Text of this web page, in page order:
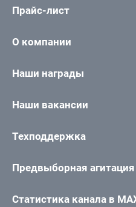
Прайс-лист
О компании
Наши награды
Наши вакансии
Техподдержка
Предвыборная агитация
Статистика канала в